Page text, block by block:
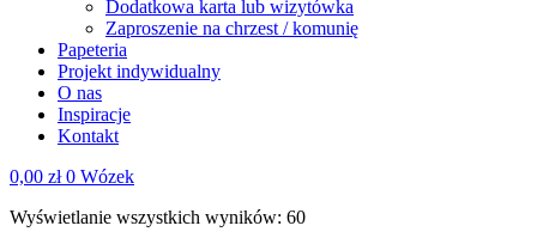
Dodatkowa karta lub wizytówka
Zaproszenie na chrzest / komunię
Papeteria
Projekt indywidualny
O nas
Inspiracje
Kontakt
0,00 zł 0 Wózek
Wyświetlanie wszystkich wyników: 60